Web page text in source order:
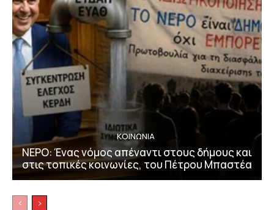
ΚΟΙΝΩΝΙΑ
ΝΕΡΟ: Ένας νόμος απέναντι στους δήμους και
στις τοπικές κοινωνίες, του Πέτρου Μπαστέα